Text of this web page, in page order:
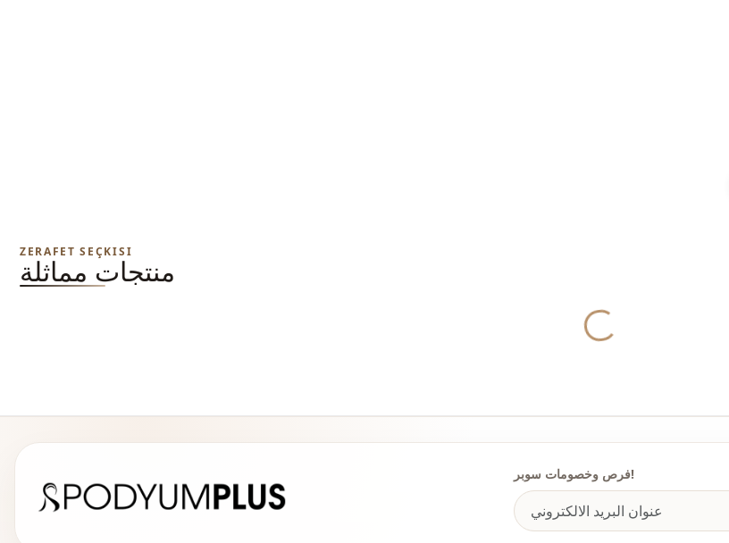
ZERAFET SEÇKISI
منتجات مماثلة Yukleniyor...
فرص وخصومات سوبر!